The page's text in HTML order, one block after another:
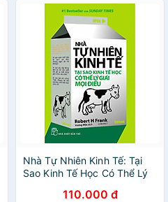
Nhà Tự Nhiên Kinh Tế: Tại
Sao Kinh Tế Học Có Thể Lý
110.000 đ